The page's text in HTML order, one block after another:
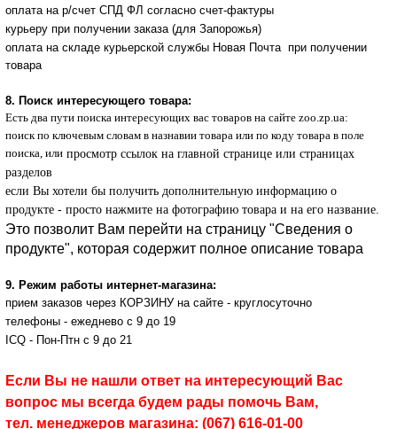
оплата на р/счет СПД ФЛ согласно счет-фактуры
курьеру при получении заказа (для Запорожья)
оплата на складе курьерской службы Новая Почта при получении
товара
8. Поиск интересующего товара:
Есть два пути поиска интересующих вас товаров на сайте zoo.zp.ua:
поиск по ключевым словам в назнавии товара или по коду товара в поле
поиска, или просмотр ссылок на главной странице или страницах
разделов
если Вы хотели бы получить дополнительную информацию о
продукте - просто нажмите на фотографию товара и на его название.
Это позволит Вам перейти на страницу "Сведения о
продукте", которая содержит полное описание товара
9. Режим работы интернет-магазина:
прием заказов через КОРЗИНУ на сайте - круглосуточно
телефоны - ежеднево с 9 до 19
ICQ - Пон-Птн с 9 до 21
Если Вы не нашли ответ на интересующий Вас
вопрос мы всегда будем рады помочь Вам,
тел. менеджеров магазина: (067) 616-01-00